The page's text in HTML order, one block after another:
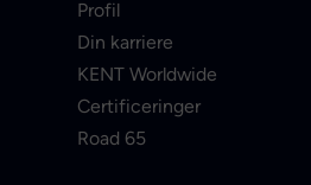
Profil
Din karriere
KENT Worldwide
Certificeringer
Road 65